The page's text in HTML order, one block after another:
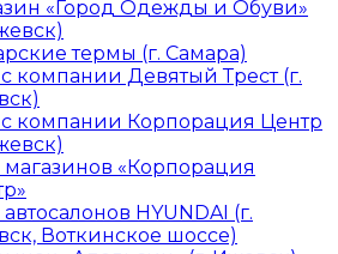
«Город Одежды и Обуви»
термы (г. Самара)
компании Девятый Трест (г.
компании Корпорация Центр
магазинов «Корпорация
HYUNDAI (г.
Воткинское шоссе)